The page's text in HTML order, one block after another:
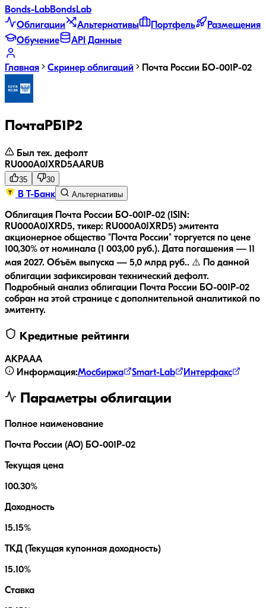
Bonds-LabBondsLab
Облигации
Альтернативы Портфель
Размещения
Обучение
API Данные
Главная Скринер облигаций Почта России БО-001P-02
ПочтаРБ1P2
Был тех. дефолт
RU000A0JXRD5AARUB
35 30
В Т-Банк Альтернативы
Облигация Почта России БО-001P-02 (ISIN:
RU000A0JXRD5, тикер: RU000A0JXRD5) эмитента
акционерное общество "Почта России" торгуется по цене
100,30% от номинала (1 003,00 руб.). Дата погашения — 11
мая 2027. Объём выпуска — 5,0 млрд руб.. ⚠️ По данной
облигации зафиксирован технический дефолт.
Подробный анализ облигации
Почта России БО-001P-02
собран на этой странице с дополнительной аналитикой по
эмитенту.
Кредитные рейтинги
АКРАAA
Информация:Мосбиржа Smart-Lab Интерфакс
Параметры облигации
Полное наименование
Почта России (АО) БО-001P-02
Текущая цена
100.30%
Доходность
15.15%
ТКД (Текущая купонная доходность)
15.10%
Ставка